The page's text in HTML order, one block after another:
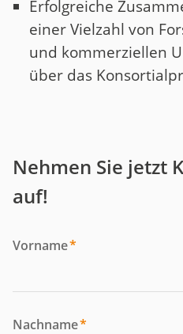
Erfolgreiche
einer Vielzahl von
und kommerziellen
über das
Nehmen Sie jetzt
auf!
Vorname*
Nachname*